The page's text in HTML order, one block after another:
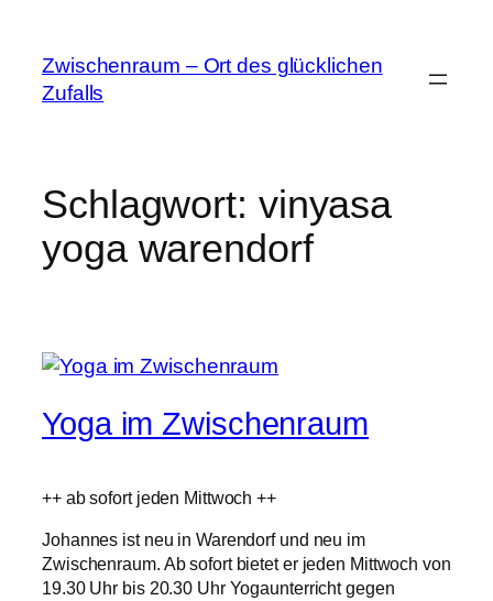
springen
Zwischenraum – Ort des glücklichen
Zufalls
Schlagwort: vinyasa
yoga warendorf
Yoga im Zwischenraum
++ ab sofort jeden Mittwoch ++
Johannes ist neu in Warendorf und neu im
Zwischenraum. Ab sofort bietet er jeden Mittwoch von
19.30 Uhr bis 20.30 Uhr Yogaunterricht gegen